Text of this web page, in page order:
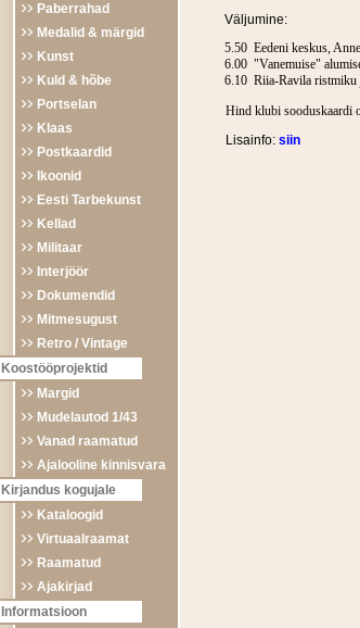
Paberrahad
Medalid & märgid
Kunst
Kuld & hõbe
Portselan
Klaas
Postkaardid
Ikoonid
Eesti Tarbekunst
Kellad
Militaar
Interjöör
Dokumendid
Mitmesugust
Retro / Vintage
Koostööprojektid
Margid
Mudelautod 1/43
Vanad raamatud
Ajalooline kinnisvara
Kirjandus kogujale
Kataloogid
Virtuaalraamat
Raamatud
Ajakirjad
Informatsioon
Väljumine:
5.50 Eedeni keskus,
6.00 "Vanemuise"
6.10 Riia-Ravila ristmiku
Hind klubi sooduskaardi
Lisainfo: siin